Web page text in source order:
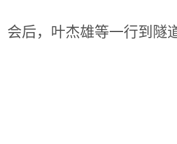
会后，叶杰雄等一行到隧